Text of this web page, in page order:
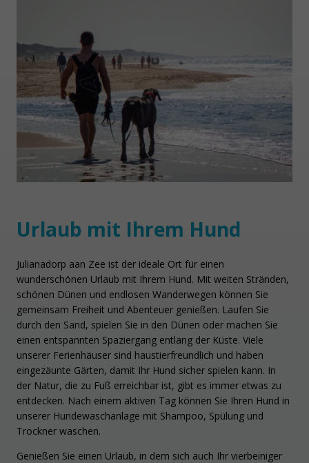
Urlaub mit Ihrem Hund
Julianadorp aan Zee ist der ideale Ort für einen
wunderschönen Urlaub mit Ihrem Hund. Mit weiten Stränden,
schönen Dünen und endlosen Wanderwegen können Sie
gemeinsam Freiheit und Abenteuer genießen. Laufen Sie
durch den Sand, spielen Sie in den Dünen oder machen Sie
einen entspannten Spaziergang entlang der Küste. Viele
unserer Ferienhäuser sind haustierfreundlich und haben
eingezäunte Gärten, damit Ihr Hund sicher spielen kann. In
der Natur, die zu Fuß erreichbar ist, gibt es immer etwas zu
entdecken. Nach einem aktiven Tag können Sie Ihren Hund in
unserer Hundewaschanlage mit Shampoo, Spülung und
Trockner waschen.
Genießen Sie einen Urlaub, in dem sich auch Ihr vierbeiniger